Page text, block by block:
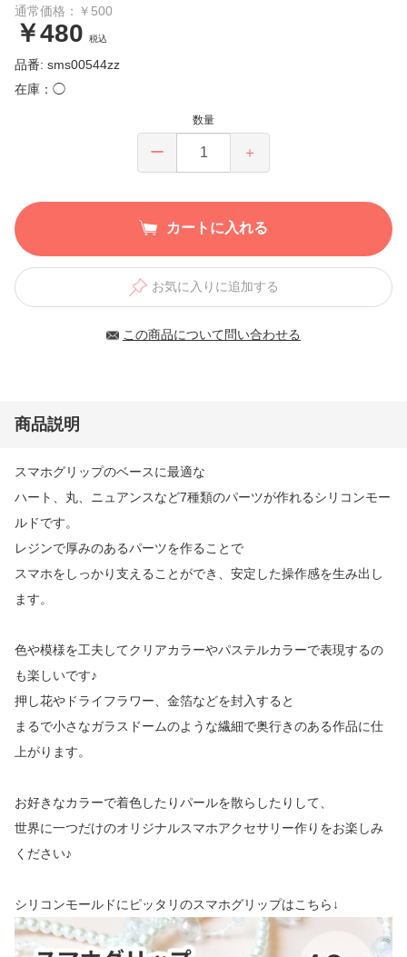
通常価格：￥500
￥480 税込
品番: sms00544zz
在庫：◯
数量
ー ＋
カートに入れる
お気に入りに追加する
この商品について問い合わせる
商品説明
スマホグリップのベースに最適な
ハート、丸、ニュアンスなど7種類のパーツが作れるシリコンモー
ルドです。
レジンで厚みのあるパーツを作ることで
スマホをしっかり支えることができ、安定した操作感を生み出し
ます。
色や模様を工夫してクリアカラーやパステルカラーで表現するの
も楽しいです♪
押し花やドライフラワー、金箔などを封入すると
まるで小さなガラスドームのような繊細で奥行きのある作品に仕
上がります。
お好きなカラーで着色したりパールを散らしたりして、
世界に一つだけのオリジナルスマホアクセサリー作りをお楽しみ
ください♪
シリコンモールドにピッタリのスマホグリップはこちら↓